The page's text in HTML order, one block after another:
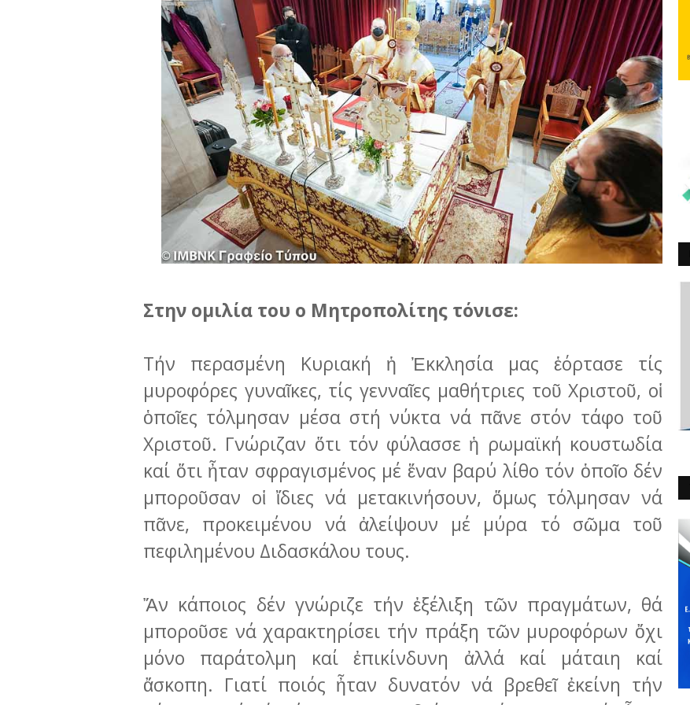
Στην ομιλία του ο Μητροπολίτης τόνισε:
Τήν περασμένη Κυριακή ἡ Ἐκ­κλη­σία μας ἑόρτασε τίς
μυροφόρες γυναῖκες, τίς γενναῖες μαθήτριες τοῦ Χριστοῦ, οἱ
ὁποῖες τόλμησαν μέσα στή νύκτα νά πᾶνε στόν τάφο τοῦ
Χριστοῦ. Γνώριζαν ὅτι τόν φύλασσε ἡ ρωμαϊκή κουστωδία
καί ὅτι ἦταν σφραγισμένος μέ ἕναν βαρύ λίθο τόν ὁποῖο δέν
μποροῦ­σαν οἱ ἴδιες νά μετακινήσουν, ὅμως τόλ­μησαν νά
πᾶνε, προκει­μέ­νου νά ἀλείψουν μέ μύρα τό σῶμα τοῦ
πεφιλημένου Διδασκάλου τους.
Ἄν κάποιος δέν γνώριζε τήν ἐξέ­λιξη τῶν πραγμάτων, θά
μπο­ροῦσε νά χαρακτηρίσει τήν πράξη τῶν μυροφόρων ὄχι
μόνο παρά­τολ­μη καί ἐπικίνδυνη ἀλλά καί μάταιη καί
ἄσκοπη. Γιατί ποιός ἦταν δυ­νατόν νά βρεθεῖ ἐκείνη τήν